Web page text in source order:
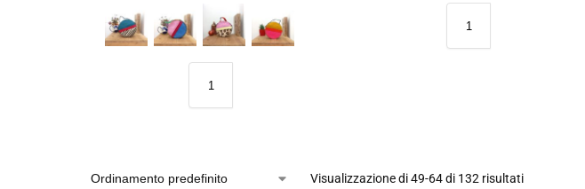
Visualizzazione di 49-64 di 132 risultati